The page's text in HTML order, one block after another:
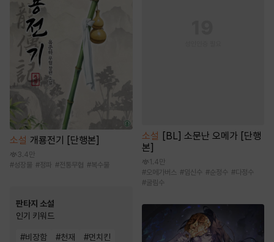
소설 개룡전기 [단행본]
3.4만
#성장물 #정파 #전통무협 #복수물
판타지 소설
인기 키워드
#비장함 #천재 #먼치킨
소설
[BL] 소문난 오메가 [단행
본]
1.4만
#오메가버스 #임신수 #순정수 #다정수
#굴림수